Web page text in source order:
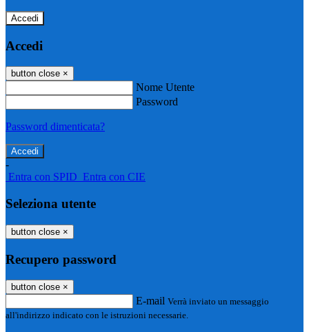
Accedi
Accedi
button close ×
Nome Utente
Password
Password dimenticata?
-
Entra con SPID Entra con CIE
Seleziona utente
button close ×
Recupero password
button close ×
E-mail Verrà inviato un messaggio
all'indirizzo indicato con le istruzioni necessarie.